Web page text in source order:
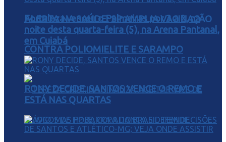
ALERTA NA SAÚDE: SP AMPLIA VACINAÇÃO
CONTRA POLIOMIELITE E SARAMPO
Fortaleza venceu o Palmeiras por 3 a 2, na
noite desta quarta-feira (5), na Arena Pantanal,
em Cuiabá
RONY DECIDE, SANTOS VENCE O REMO E
ESTÁ NAS QUARTAS